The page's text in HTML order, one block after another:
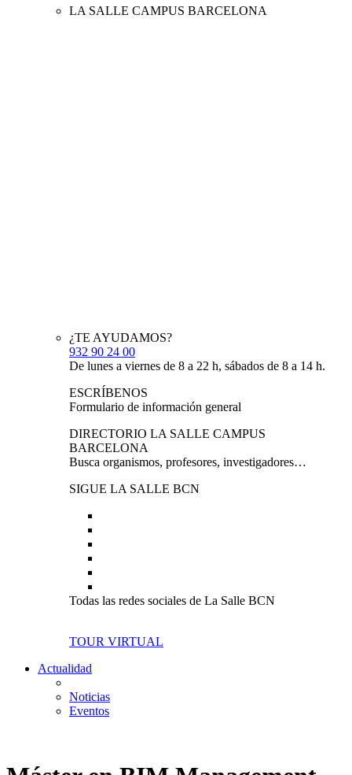
LA SALLE CAMPUS BARCELONA
¿TE AYUDAMOS?
932 90 24 00
De lunes a viernes de 8 a 22 h, sábados de 8 a 14 h.
ESCRÍBENOS
Formulario de información general
DIRECTORIO LA SALLE CAMPUS
BARCELONA
Busca organismos, profesores, investigadores…
SIGUE LA SALLE BCN
Todas las redes sociales de La Salle BCN
TOUR VIRTUAL
Actualidad
Noticias
Eventos